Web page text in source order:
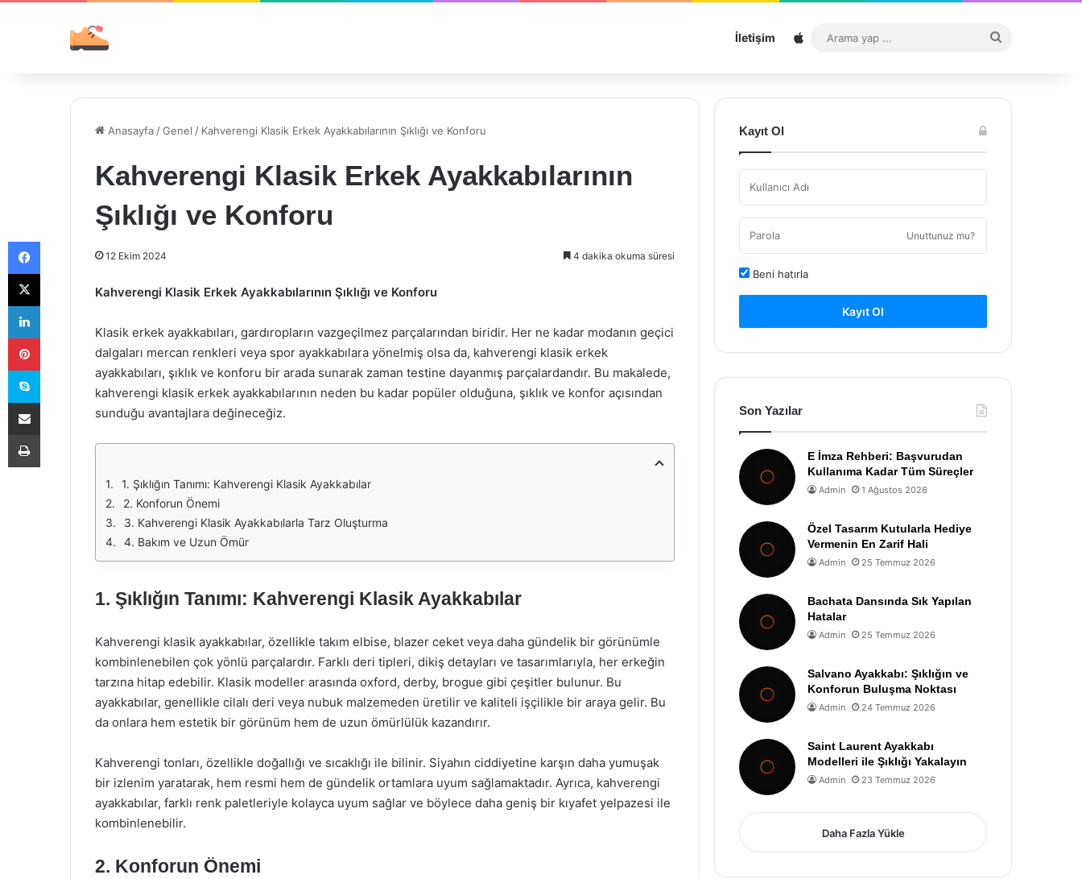
İletişim Sitemap
...
Anasayfa /Genel / Kahverengi Klasik Erkek Ayakkabılarının Şıklığı ve Konforu
Kahverengi Klasik Erkek Ayakkabılarının
Şıklığı ve Konforu
12 Ekim 2024 4 dakika okuma süresi
Kahverengi Klasik Erkek Ayakkabılarının Şıklığı ve Konforu
Klasik erkek ayakkabıları, gardıropların vazgeçilmez parçalarından biridir. Her ne kadar modanın geçici
dalgaları mercan renkleri veya spor ayakkabılara yönelmiş olsa da, kahverengi klasik erkek
ayakkabıları, şıklık ve konforu bir arada sunarak zaman testine dayanmış parçalardandır. Bu makalede,
kahverengi klasik erkek ayakkabılarının neden bu kadar popüler olduğuna, şıklık ve konfor açısından
sunduğu avantajlara değineceğiz.
1. Şıklığın Tanımı: Kahverengi Klasik Ayakkabılar
2. Konforun Önemi
3. Kahverengi Klasik Ayakkabılarla Tarz Oluşturma
4. Bakım ve Uzun Ömür
1. Şıklığın Tanımı: Kahverengi Klasik Ayakkabılar
Kahverengi klasik ayakkabılar, özellikle takım elbise, blazer ceket veya daha gündelik bir görünümle
kombinlenebilen çok yönlü parçalardır. Farklı deri tipleri, dikiş detayları ve tasarımlarıyla, her erkeğin
tarzına hitap edebilir. Klasik modeller arasında oxford, derby, brogue gibi çeşitler bulunur. Bu
ayakkabılar, genellikle cilalı deri veya nubuk malzemeden üretilir ve kaliteli işçilikle bir araya gelir. Bu
da onlara hem estetik bir görünüm hem de uzun ömürlülük kazandırır.
Kahverengi tonları, özellikle doğallığı ve sıcaklığı ile bilinir. Siyahın ciddiyetine karşın daha yumuşak
bir izlenim yaratarak, hem resmi hem de gündelik ortamlara uyum sağlamaktadır. Ayrıca, kahverengi
ayakkabılar, farklı renk paletleriyle kolayca uyum sağlar ve böylece daha geniş bir kıyafet yelpazesi ile
kombinlenebilir.
2. Konforun Önemi
Kayıt Ol
Unuttunuz mu?
Beni hatırla
Kayıt Ol
Son Yazılar
E İmza Rehberi: Başvurudan
Kullanıma Kadar Tüm Süreçler
Admin 1 Ağustos 2026
Özel Tasarım Kutularla Hediye
Vermenin En Zarif Hali
Admin 25 Temmuz 2026
Bachata Dansında Sık Yapılan
Hatalar
Admin 25 Temmuz 2026
Salvano Ayakkabı: Şıklığın ve
Konforun Buluşma Noktası
Admin 24 Temmuz 2026
Saint Laurent Ayakkabı
Modelleri ile Şıklığı Yakalayın
Admin 23 Temmuz 2026
Daha Fazla Yükle
Facebook
X
LinkedIn
Pinterest
Skype
E-Posta ile paylaş